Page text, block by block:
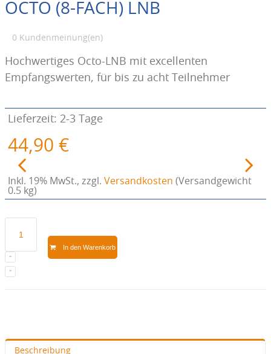
OCTO (8-FACH) LNB
0 Kundenmeinung(en)
Hochwertiges Octo-LNB mit excellenten
Empfangswerten, für bis zu acht Teilnehmer
Lieferzeit: 2-3 Tage
44,90 €
Inkl. 19% MwSt., zzgl. Versandkosten (Versandgewicht
0.5 kg)
In den Warenkorb
Beschreibung